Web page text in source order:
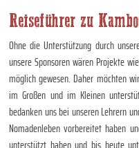
Reiseführer zu
Ohne die Unterstützung durch
unsere Sponsoren wären Projekte
möglich gewesen. Daher möchten
im Großen und im Kleinen
bedanken uns bei unseren Lehrern
Nomadenleben vorbereitet haben